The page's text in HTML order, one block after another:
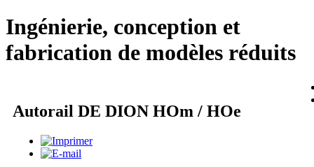
Ingénierie, conception et
fabrication de modèles réduits
Autorail DE DION HOm / HOe